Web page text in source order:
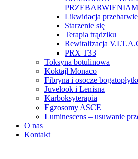
Likwidacja
Starzenie się
Terapia trądziku
Rewitalizacja
PRX T33
Toksyna botulinowa
Koktajl Monaco
Fibryna i osocze
Juvelook i Lenisna
Karboksyterapia
Egzosomy ASCE
Luminescens – usuwanie
O nas
Kontakt